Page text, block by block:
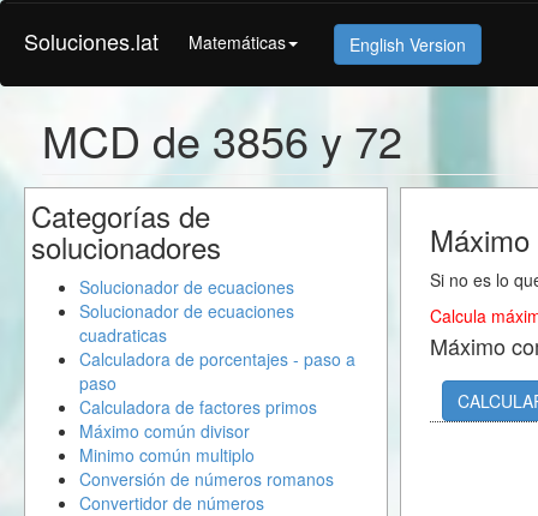
Soluciones.lat Matemáticas English Version
MCD de 3856 y 72
Si no es lo
Calcula
Máximo
Categorías de
solucionadores
Solucionador de ecuaciones
Solucionador de ecuaciones
cuadraticas
Calculadora de porcentajes - paso a
paso
Calculadora de factores primos
Máximo común divisor
Minimo común multiplo
Conversión de números romanos
Convertidor de números